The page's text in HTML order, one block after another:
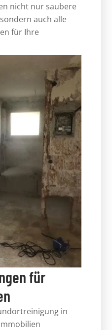
nicht nur saubere
auch alle
für Ihre
für
in